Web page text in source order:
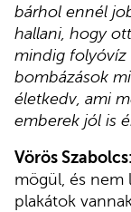
bárhol ennél
hallani, hogy
mindig folyóvíz
bombázások
életkedv, ami
emberek jól is
Vörös Szabolcs:
mögül, és nem
plakátok